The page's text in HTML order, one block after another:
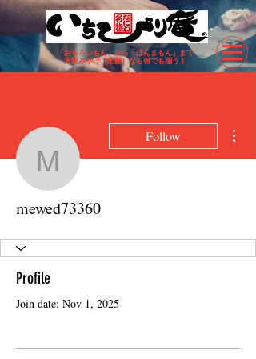
「おもろいもん」から「ほんまもん」まで
​大阪みやげ（土産）なら何でも揃う！
mewed73360
Follow
mewed73360
Profile
Join date: Nov 1, 2025